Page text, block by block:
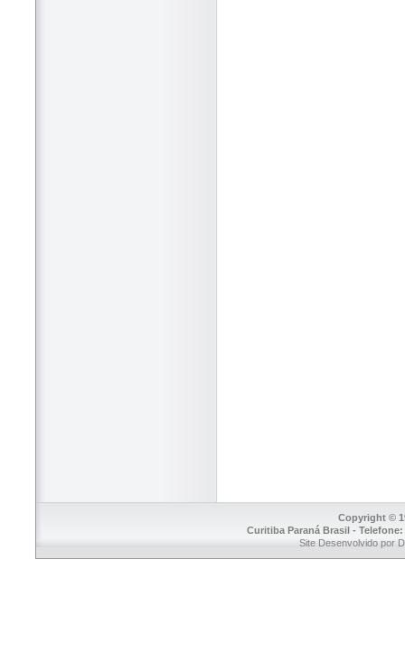
Copyright ©
Curitiba Paraná Brasil -
Site Desenvolvido por